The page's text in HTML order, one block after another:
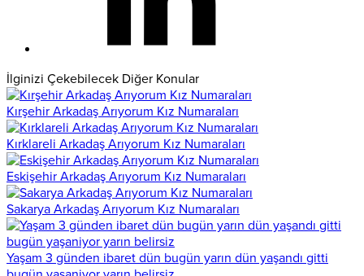
İlginizi Çekebilecek Diğer Konular
Kırşehir Arkadaş Arıyorum Kız Numaraları
Kırklareli Arkadaş Arıyorum Kız Numaraları
Eskişehir Arkadaş Arıyorum Kız Numaraları
Sakarya Arkadaş Arıyorum Kız Numaraları
Yaşam 3 günden ibaret dün bugün yarın dün yaşandı gitti